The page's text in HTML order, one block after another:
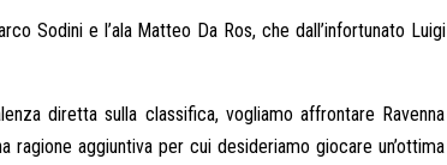
Sodini e l’ala Matteo Da Ros, che dall’infortunato Luigi
diretta sulla classifica, vogliamo affrontare Ravenna
aggiuntiva per cui desideriamo giocare un’ottima